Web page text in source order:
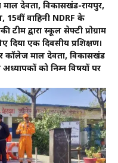
माल देवता, विकासखंड-रायपुर,
15वीं वाहिनी NDRF के
टीम द्वारा स्कूल सेफ्टी प्रोग्राम
एक दिवसीय प्रशिक्षण।
कॉलेज माल देवता, विकासखंड
अध्यापकों को निम्न विषयों पर